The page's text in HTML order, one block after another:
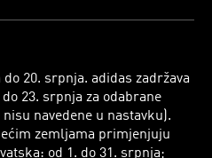
20. srpnja. adidas zadržava
23. srpnja za odabrane
navedene u nastavku).
zemljama primjenjuju
od 1. do 31. srpnja;